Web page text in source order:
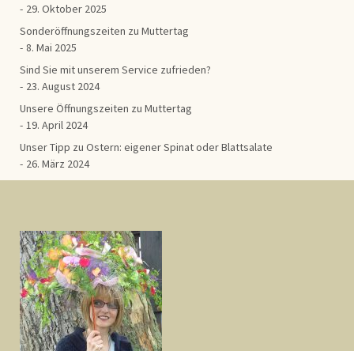
29. Oktober 2025
Sonderöffnungszeiten zu Muttertag
8. Mai 2025
Sind Sie mit unserem Service zufrieden?
23. August 2024
Unsere Öffnungszeiten zu Muttertag
19. April 2024
Unser Tipp zu Ostern: eigener Spinat oder Blattsalate
26. März 2024